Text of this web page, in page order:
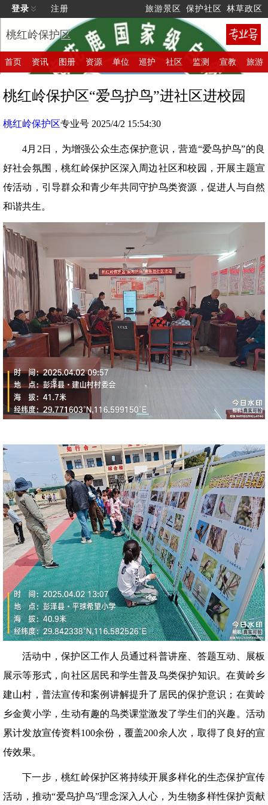
登录 注册 旅游景区 保护社区 林草政区
桃红岭保护区
首页 资讯 图册 资源 单位 巡护 社区 监测 宣教 旅游
桃红岭保护区“爱鸟护鸟”进社区进校园
桃红岭保护区专业号 2025/4/2 15:54:30
4月2日，为增强公众生态保护意识，营造“爱鸟护鸟”的良
好社会氛围，桃红岭保护区深入周边社区和校园，开展主题宣
传活动，引导群众和青少年共同守护鸟类资源，促进人与自然
和谐共生。
活动中，保护区工作人员通过科普讲座、答题互动、展板
展示等形式，向社区居民和学生普及鸟类保护知识。在黄岭乡
建山村，普法宣传和案例讲解提升了居民的保护意识；在黄岭
乡金黄小学，生动有趣的鸟类课堂激发了学生们的兴趣。活动
累计发放宣传资料100余份，覆盖200余人次，取得了良好的宣
传效果。
下一步，桃红岭保护区将持续开展多样化的生态保护宣传
活动，推动“爱鸟护鸟”理念深入人心，为生物多样性保护贡献